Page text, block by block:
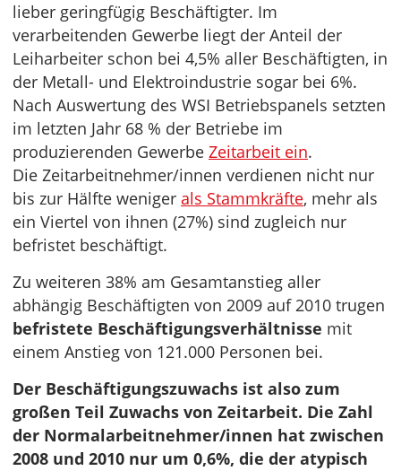
lieber geringfügig Beschäftigter. Im
verarbeitenden Gewerbe liegt der Anteil der
Leiharbeiter schon bei 4,5% aller Beschäftigten, in
der Metall- und Elektroindustrie sogar bei 6%.
Nach Auswertung des WSI Betriebspanels setzten
im letzten Jahr 68 % der Betriebe im
produzierenden Gewerbe Zeitarbeit ein.
Die Zeitarbeitnehmer/innen verdienen nicht nur
bis zur Hälfte weniger als Stammkräfte, mehr als
ein Viertel von ihnen (27%) sind zugleich nur
befristet beschäftigt.
Zu weiteren 38% am Gesamtanstieg aller
abhängig Beschäftigten von 2009 auf 2010 trugen
befristete Beschäftigungsverhältnisse mit
einem Anstieg von 121.000 Personen bei.
Der Beschäftigungszuwachs ist also zum
großen Teil Zuwachs von Zeitarbeit. Die Zahl
der Normalarbeitnehmer/innen hat zwischen
2008 und 2010 nur um 0,6%, die der atypisch